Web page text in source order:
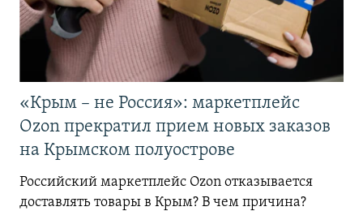
«Крым – не Россия»: маркетплейс
Ozon прекратил прием новых заказов
на Крымском полуострове
Российский маркетплейс Ozon отказывается
доставлять товары в Крым? В чем причина?